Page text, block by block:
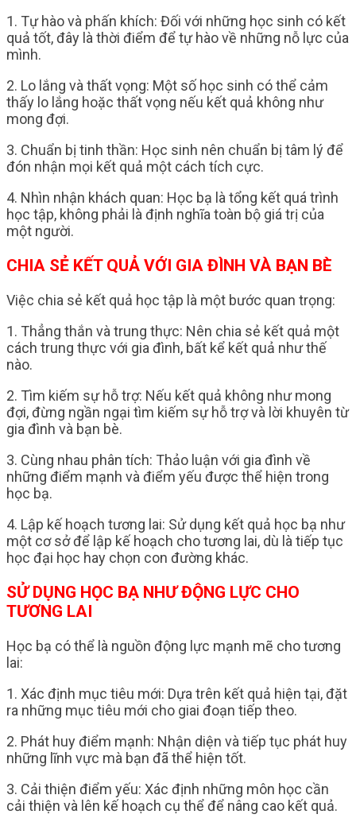
1. Tự hào và phấn khích: Đối với những học sinh có kết
quả tốt, đây là thời điểm để tự hào về những nỗ lực của
mình.
2. Lo lắng và thất vọng: Một số học sinh có thể cảm
thấy lo lắng hoặc thất vọng nếu kết quả không như
mong đợi.
3. Chuẩn bị tinh thần: Học sinh nên chuẩn bị tâm lý để
đón nhận mọi kết quả một cách tích cực.
4. Nhìn nhận khách quan: Học bạ là tổng kết quá trình
học tập, không phải là định nghĩa toàn bộ giá trị của
một người.
CHIA SẺ KẾT QUẢ VỚI GIA ĐÌNH VÀ BẠN BÈ
Việc chia sẻ kết quả học tập là một bước quan trọng:
1. Thẳng thắn và trung thực: Nên chia sẻ kết quả một
cách trung thực với gia đình, bất kể kết quả như thế
nào.
2. Tìm kiếm sự hỗ trợ: Nếu kết quả không như mong
đợi, đừng ngần ngại tìm kiếm sự hỗ trợ và lời khuyên từ
gia đình và bạn bè.
3. Cùng nhau phân tích: Thảo luận với gia đình về
những điểm mạnh và điểm yếu được thể hiện trong
học bạ.
4. Lập kế hoạch tương lai: Sử dụng kết quả học bạ như
một cơ sở để lập kế hoạch cho tương lai, dù là tiếp tục
học đại học hay chọn con đường khác.
SỬ DỤNG HỌC BẠ NHƯ ĐỘNG LỰC CHO
TƯƠNG LAI
Học bạ có thể là nguồn động lực mạnh mẽ cho tương
lai:
1. Xác định mục tiêu mới: Dựa trên kết quả hiện tại, đặt
ra những mục tiêu mới cho giai đoạn tiếp theo.
2. Phát huy điểm mạnh: Nhận diện và tiếp tục phát huy
những lĩnh vực mà bạn đã thể hiện tốt.
3. Cải thiện điểm yếu: Xác định những môn học cần
cải thiện và lên kế hoạch cụ thể để nâng cao kết quả.